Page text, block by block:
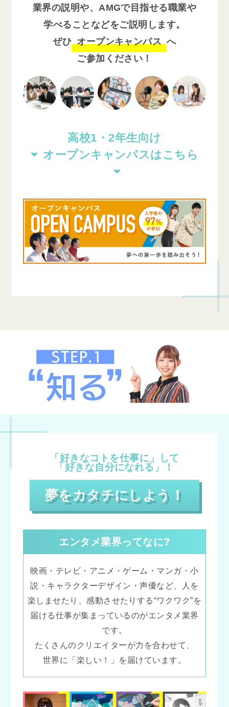
業界の説明や、AMGで目指せる職業や
学べることなどをご説明します。
ぜひ オープンキャンパス へ
ご参加ください！
高校1・2年生向け
オープンキャンパスはこちら
「好きなコトを仕事に」して
「好きな自分になれる」！
夢をカタチにしよう！
エンタメ業界ってなに?
映画・テレビ・アニメ・ゲーム・マンガ・小
説・キャラクターデザイン・声優など、人を
楽しませたり、感動させたりする“ワクワク”を
届ける仕事が集まっているのがエンタメ業界
です。
たくさんのクリエイターが力を合わせて、
世界に「楽しい！」を届けています。